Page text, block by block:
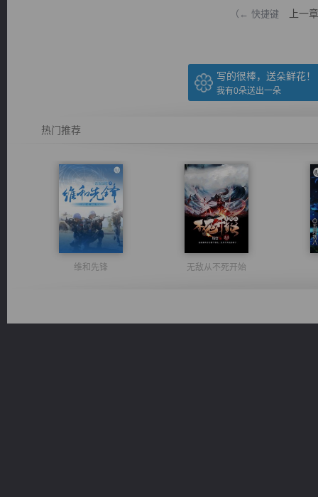
（← 快捷键 上一章
写的很棒，送朵鲜花！
我有0朵送出一朵
热门推荐
维和先锋 无敌从不死开始